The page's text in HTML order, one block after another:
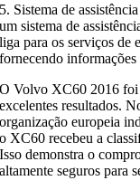
5. Sistema de
um sistema de
liga para os serviços de
fornecendo
O Volvo XC60 2016 foi
excelentes resultados.
organização europeia
o XC60 recebeu a
Isso demonstra o
altamente seguros para